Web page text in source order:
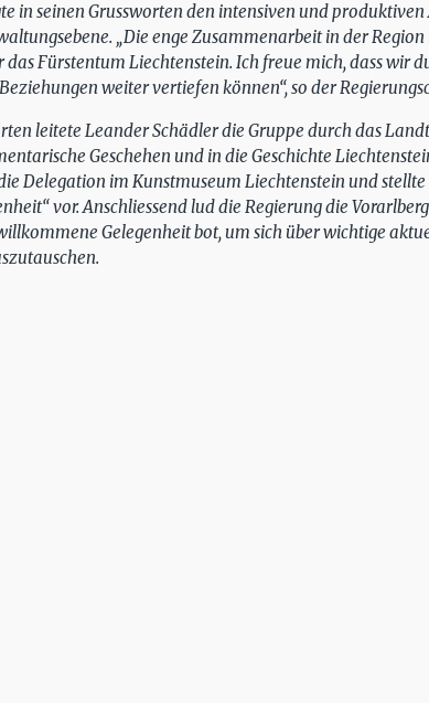
in seinen Grussworten den intensiven und
„Die enge Zusammenarbeit in der
Fürstentum Liechtenstein. Ich freue mich, dass wir
weiter vertiefen können“, so der
leitete Leander Schädler die Gruppe durch das
Geschehen und in die Geschichte
Delegation im Kunstmuseum Liechtenstein und
vor. Anschliessend lud die Regierung die
Gelegenheit bot, um sich über wichtige